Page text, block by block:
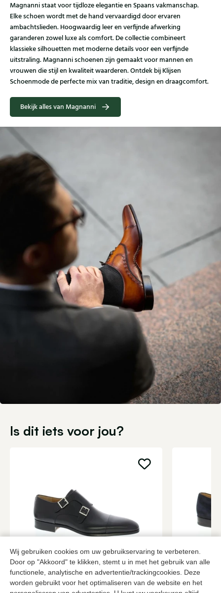
Wij gebruiken cookies om uw gebruikservaring te verbeteren.
Door op "Akkoord" te klikken, stemt u in met het gebruik van alle
functionele, analytische en advertentie/trackingcookies. Deze
worden gebruikt voor het optimaliseren van de website en het
Magnanni staat voor tijdloze elegantie en Spaans vakmanschap.
Elke schoen wordt met de hand vervaardigd door ervaren
ambachtslieden. Hoogwaardig leer en verfijnde afwerking
garanderen zowel luxe als comfort. De collectie combineert
klassieke silhouetten met moderne details voor een verfijnde
uitstraling. Magnanni schoenen zijn gemaakt voor mannen en
vrouwen die stijl en kwaliteit waarderen. Ontdek bij Klijsen
Schoenmode de perfecte mix van traditie, design en draagcomfort.
Bekijk alles van Magnanni
Is dit iets voor jou?
Magnanni
Zwarte gespschoenen heren
2 kleuren
Blauwe